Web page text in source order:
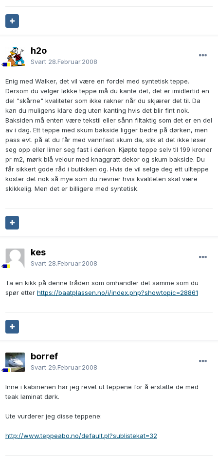
h2o
Svart 28.Februar.2008
Enig med Walker, det vil være en fordel med syntetisk teppe.
Dersom du velger løkke teppe må du kante det, det er imidlertid en
del "skårne" kvaliteter som ikke rakner når du skjærer det til. Da
kan du muligens klare deg uten kanting hvis det blir fint nok.
Baksiden må enten være tekstil eller sånn filtaktig som det er en del
av i dag. Ett teppe med skum bakside ligger bedre på dørken, men
pass evt. på at du får med vannfast skum da, slik at det ikke løser
seg opp eller limer seg fast i dørken. Kjøpte teppe selv til 199 kroner
pr m2, mørk blå velour med knaggratt dekor og skum bakside. Du
får sikkert gode råd i butikken og. Hvis de vil selge deg ett ullteppe
koster det nok så mye som du nevner hvis kvaliteten skal være
skikkelig. Men det er billigere med syntetisk.
kes
Svart 28.Februar.2008
Ta en kikk på denne tråden som omhandler det samme som du
spør etter https://baatplassen.no/i/index.php?showtopic=28861
borref
Svart 29.Februar.2008
Inne i kabinenen har jeg revet ut teppene for å erstatte de med
teak laminat dørk.
Ute vurderer jeg disse teppene:
http://www.teppeabo.no/default.pl?sublistekat=32